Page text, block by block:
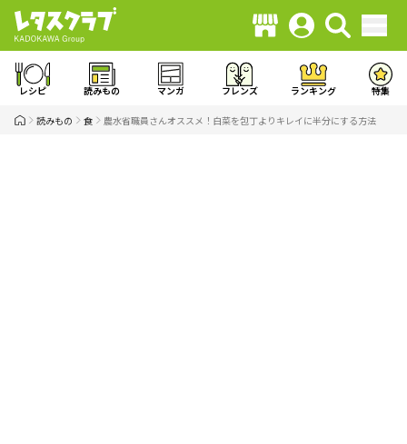
レシピ 読みもの マンガ フレンズ ランキング 特集
読みもの 食 農水省職員さんオススメ！白菜を包丁よりキレイに半分にする方法